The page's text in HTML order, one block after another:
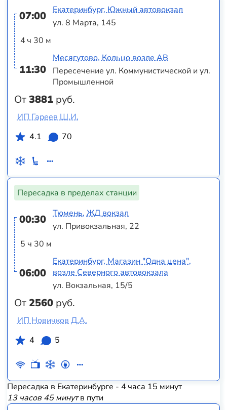
07:00
4 ч 30 м
11:30
От3881 руб.
Екатеринбург, Южный автовокзал
ул. 8 Марта, 145
Месягутово, Кольцо возле АВ
Пересечение ул. Коммунистической и ул.
Промышленной
ИП Гареев Ш.И.
4.1
70
Пересадка в пределах станции
00:30
5 ч 30 м
06:00
От2560 руб.
Тюмень, ЖД вокзал
ул. Привокзальная, 22
Екатеринбург, Магазин "Одна цена",
возле Северного автовокзала
ул. Вокзальная, 15/5
ИП Новичков Д.А.
4
5
Пересадка в Екатеринбурге - 4 часа 15 минут
13 часов 45 минутв пути